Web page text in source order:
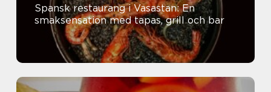
Spansk restaurang i Vasastan: En
smaksensation med tapas, grill och bar